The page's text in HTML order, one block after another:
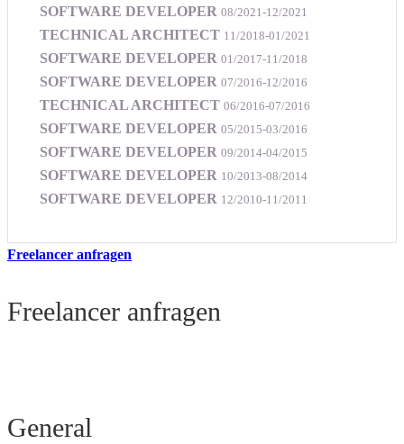
SOFTWARE DEVELOPER 08/2021-12/2021
TECHNICAL ARCHITECT 11/2018-01/2021
SOFTWARE DEVELOPER 01/2017-11/2018
SOFTWARE DEVELOPER 07/2016-12/2016
TECHNICAL ARCHITECT 06/2016-07/2016
SOFTWARE DEVELOPER 05/2015-03/2016
SOFTWARE DEVELOPER 09/2014-04/2015
SOFTWARE DEVELOPER 10/2013-08/2014
SOFTWARE DEVELOPER 12/2010-11/2011
Freelancer anfragen
Freelancer anfragen
General